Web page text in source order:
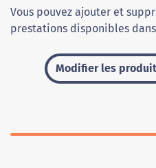
Vous pouvez ajouter et
prestations disponibles
Modifier les